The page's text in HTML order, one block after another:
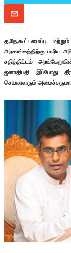
த,தே,கூட்டமைப்பு
அரசாங்கத்திற்கு பாரிய
சதித்திட்டம்
ஜனாதிபதி இப்போது
செயலாளரும்